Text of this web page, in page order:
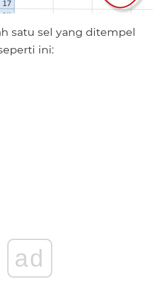
satu sel yang ditempel
ini:
ad